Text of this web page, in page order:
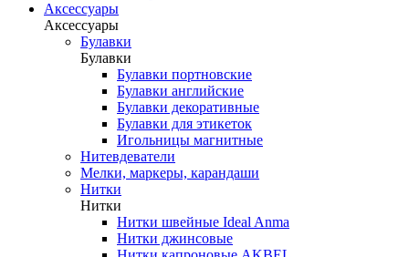
Аксессуары
Аксессуары
Булавки
Булавки
Булавки портновские
Булавки английские
Булавки декоративные
Булавки для этикеток
Игольницы магнитные
Нитевдеватели
Мелки, маркеры, карандаши
Нитки
Нитки
Нитки швейные Ideal Anma
Нитки джинсовые